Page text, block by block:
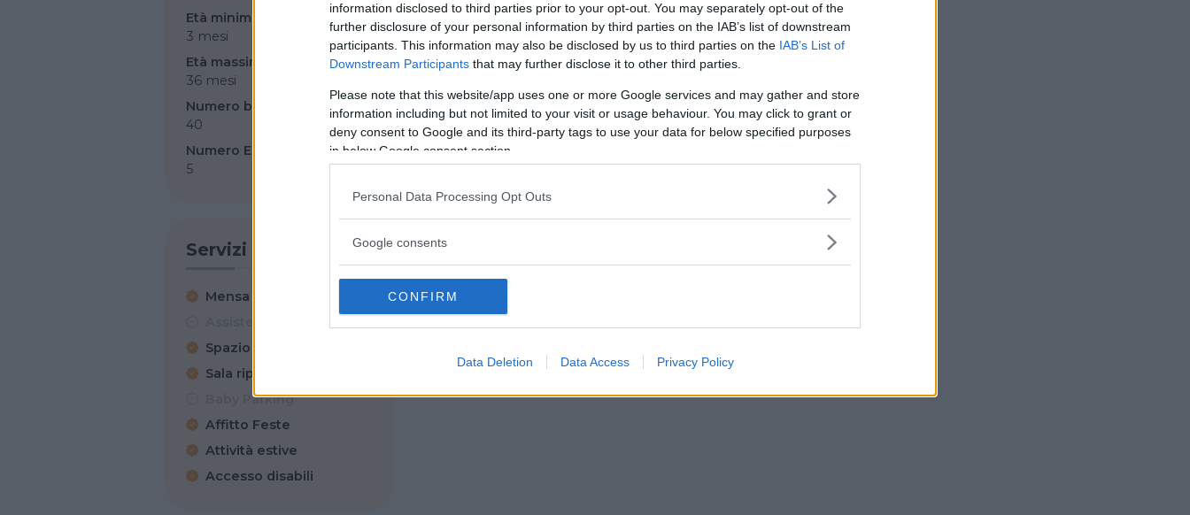
information disclosed to third parties prior to your opt-out. You may separately opt-out of the
further disclosure of your personal information by third parties on the IAB’s list of downstream
participants. This information may also be disclosed by us to third parties on the IAB’s List of
Downstream Participants that may further disclose it to other third parties.
Please note that this website/app uses one or more Google services and may gather and store
information including but not limited to your visit or usage behaviour. You may click to grant or
deny consent to Google and its third-party tags to use your data for below specified purposes
in below Google consent section.
Personal Data Processing Opt Outs
Google consents
CONFIRM
Data Deletion Data Access Privacy Policy
Età minima per iscrizione
3 mesi
Età massima per iscrizione
36 mesi
Numero bambini totale
40
Numero Educatori
5
Servizi
Mensa
Spazio esterno
Sala riposino
Baby Parking
Affitto Feste
Attività estive
Accesso disabili
Altri Servizi
Attivita pedagogiche